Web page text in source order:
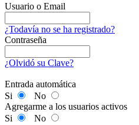
Usuario o Email
¿Todavía no se ha registrado?
Contraseña
¿Olvidó su Clave?
Entrada automática
Si
No
Agregarme a los usuarios activos
Si
No